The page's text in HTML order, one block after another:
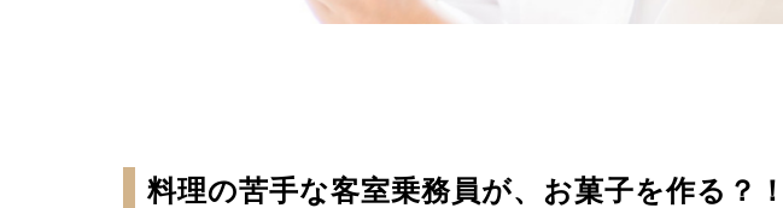
料理の苦手な客室乗務員が、お菓子を作る？！